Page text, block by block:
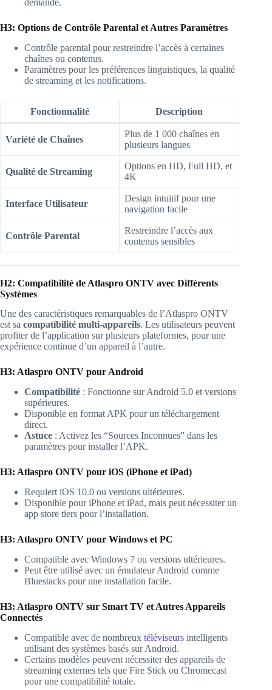
H3: Options de Contrôle Parental et Autres Paramètres
Contrôle parental pour restreindre l’accès à certaines
chaînes ou contenus.
Paramètres pour les préférences linguistiques, la qualité
de streaming et les notifications.
Fonctionnalité Description
Variété de Chaînes
Plus de 1 000 chaînes en
plusieurs langues
Qualité de Streaming
Options en HD, Full HD, et
4K
Interface Utilisateur
Design intuitif pour une
navigation facile
Contrôle Parental
Restreindre l’accès aux
contenus sensibles
H2: Compatibilité de Atlaspro ONTV avec Différents
Systèmes
Une des caractéristiques remarquables de l’Atlaspro ONTV
est sa compatibilité multi-appareils. Les utilisateurs peuvent
profiter de l’application sur plusieurs plateformes, pour une
expérience continue d’un appareil à l’autre.
H3: Atlaspro ONTV pour Android
Compatibilité : Fonctionne sur Android 5.0 et versions
supérieures.
Disponible en format APK pour un téléchargement
direct.
Astuce : Activez les “Sources Inconnues” dans les
paramètres pour installer l’APK.
H3: Atlaspro ONTV pour iOS (iPhone et iPad)
Requiert iOS 10.0 ou versions ultérieures.
Disponible pour iPhone et iPad, mais peut nécessiter un
app store tiers pour l’installation.
H3: Atlaspro ONTV pour Windows et PC
Compatible avec Windows 7 ou versions ultérieures.
Peut être utilisé avec un émulateur Android comme
Bluestacks pour une installation facile.
H3: Atlaspro ONTV sur Smart TV et Autres Appareils
Connectés
Compatible avec de nombreux téléviseurs intelligents
utilisant des systèmes basés sur Android.
Certains modèles peuvent nécessiter des appareils de
streaming externes tels que Fire Stick ou Chromecast
pour une compatibilité totale.